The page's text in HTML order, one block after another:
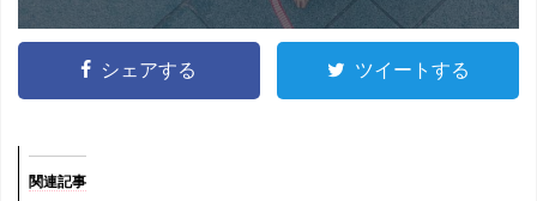
シェアする ツイートする
関連記事